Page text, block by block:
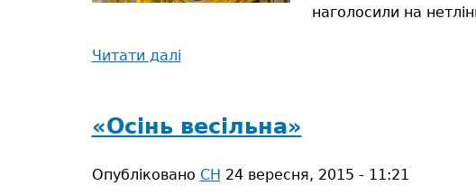
наголосили на
Читати далі
тебе,
соборну
єдину
«Осінь весільна»
Опубліковано СН 24 вересня, 2015 - 11:21